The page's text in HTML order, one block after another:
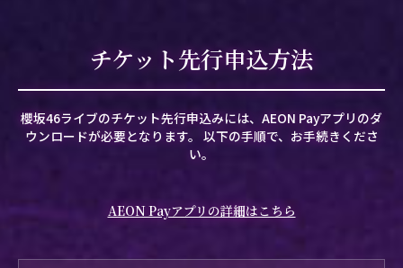
チケット先行申込方法
櫻坂46ライブのチケット先行申込みには、AEON Payアプリのダ
ウンロードが必要となります。 以下の手順で、お手続きくださ
い。
AEON Payアプリの詳細はこちら